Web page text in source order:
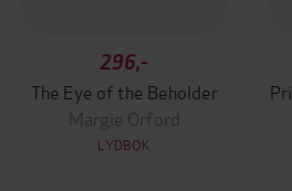
296,-
The Eye of the Beholder
Margie Orford
LYDBOK